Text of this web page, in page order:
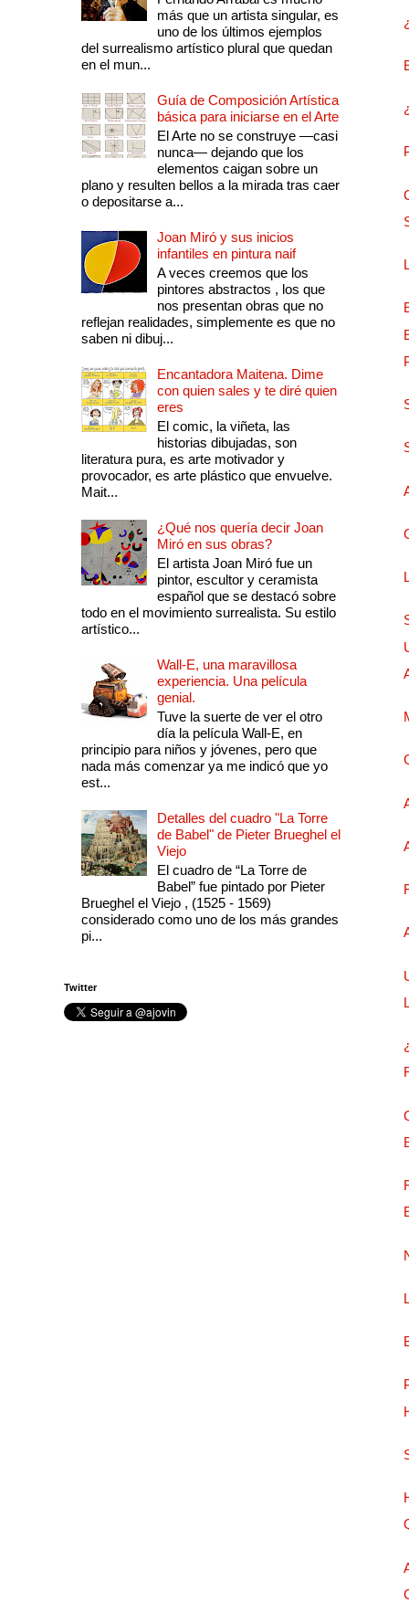
más que un artista singular, es
uno de los últimos ejemplos
del surrealismo artístico plural que quedan
en el mun...
Guía de Composición Artística
básica para iniciarse en el Arte
El Arte no se construye —casi
nunca— dejando que los
elementos caigan sobre un
plano y resulten bellos a la mirada tras caer
o depositarse a...
Joan Miró y sus inicios
infantiles en pintura naif
A veces creemos que los
pintores abstractos , los que
nos presentan obras que no
reflejan realidades, simplemente es que no
saben ni dibuj...
Encantadora Maitena. Dime
con quien sales y te diré quien
eres
El comic, la viñeta, las
historias dibujadas, son
literatura pura, es arte motivador y
provocador, es arte plástico que envuelve.
Mait...
¿Qué nos quería decir Joan
Miró en sus obras?
El artista Joan Miró fue un
pintor, escultor y ceramista
español que se destacó sobre
todo en el movimiento surrealista. Su estilo
artístico...
Wall-E, una maravillosa
experiencia. Una película
genial.
Tuve la suerte de ver el otro
día la película Wall-E, en
principio para niños y jóvenes, pero que
nada más comenzar ya me indicó que yo
est...
Detalles del cuadro "La Torre
de Babel" de Pieter Brueghel el
Viejo
El cuadro de “La Torre de
Babel” fue pintado por Pieter
Brueghel el Viejo , (1525 - 1569)
considerado como uno de los más grandes
pi...
Twitter